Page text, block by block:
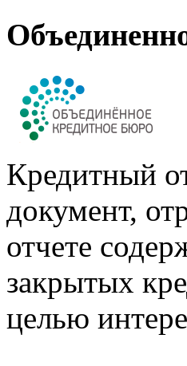
Кредитный
документ,
отчете
закрытых
целью